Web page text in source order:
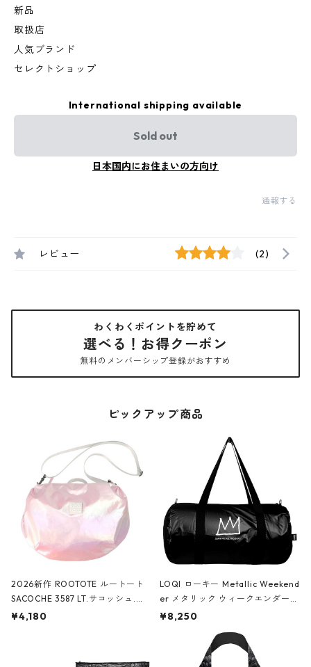
新品
取扱店
人気ブランド
セレクトショップ
International shipping available
Sold out
日本国内にお住まいの方向け
通報する
レビュー (2)
わくわくポイントを貯めて
選べる！お得クーポン
無料のメンバーシップ登録がおすすめ
ピックアップ商品
2026新作 ROOTOTE ルートート
SACOCHE 3587 LT.サコッシュ.ル
ミエ-B ショルダーバッグ グロスピ
¥4,180
LOQI ローキー Metallic Weekend
er メタリック ウィークエンダー
ボストンバッグ ショルダーバッグ
Black ジャン=ミッシェル・バスキ
ア/クラウン ブラック
¥8,250